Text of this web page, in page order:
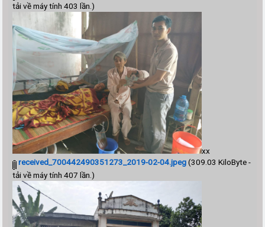
tải về máy tính 403 lần.)
xx
received_700442490351273_2019-02-04.jpeg(309.03 KiloByte -
tải về máy tính 407 lần.)